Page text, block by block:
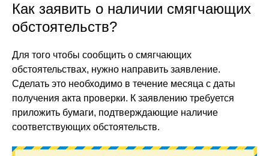
Как заявить о наличии смягчающих
обстоятельств?
Для того чтобы сообщить о смягчающих
обстоятельствах, нужно направить заявление.
Сделать это необходимо в течение месяца с даты
получения акта проверки. К заявлению требуется
приложить бумаги, подтверждающие наличие
соответствующих обстоятельств.